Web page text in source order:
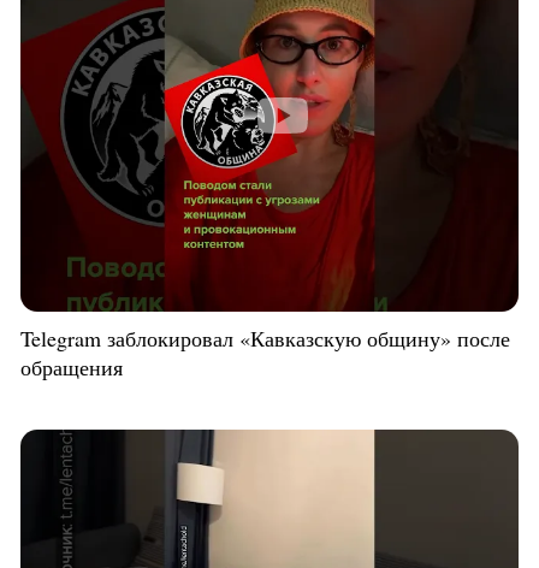
Telegram заблокировал «Кавказскую общину» после
обращения